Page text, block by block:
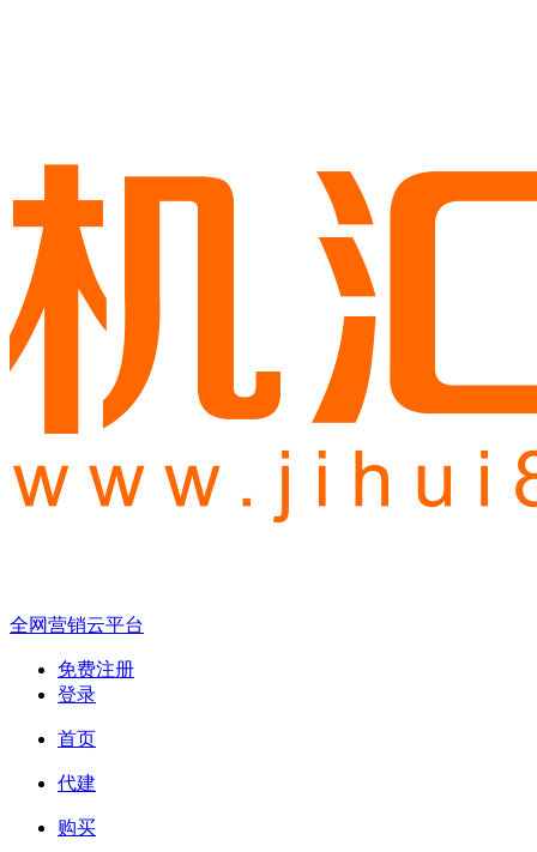
全网营销云平台
免费注册
登录
首页
代建
购买